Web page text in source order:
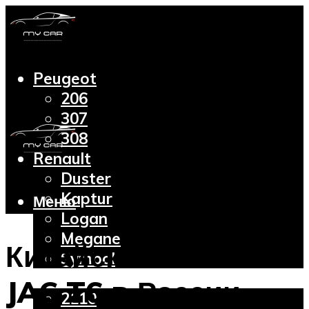
Peugeot
206
307
308
Renault
Duster
Kaptur
Logan
Megane
Symbol
Lada
2110
Меню
Китайский пикап
JAC T6 в России –